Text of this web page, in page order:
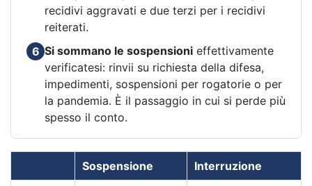
recidivi aggravati e due terzi per i recidivi
reiterati.
6 Si sommano le sospensioni effettivamente
verificatesi: rinvii su richiesta della difesa,
impedimenti, sospensioni per rogatorie o per
la pandemia. È il passaggio in cui si perde più
spesso il conto.
Sospensione Interruzione